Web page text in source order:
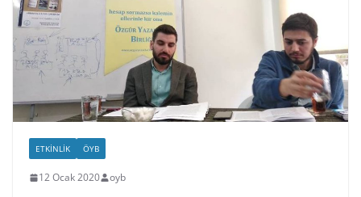
ETKINLIK ÖYB
12 Ocak 2020 oyb